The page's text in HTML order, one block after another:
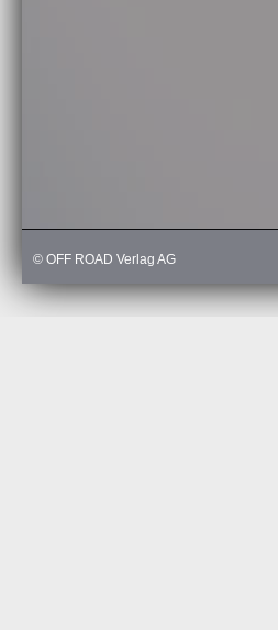
© OFF ROAD Verlag AG